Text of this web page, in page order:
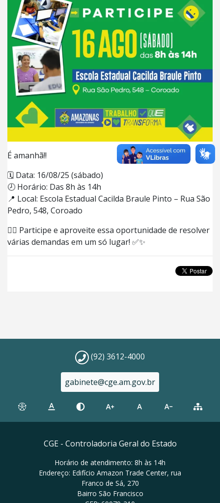
É amanhã!!
🗓 Data: 16/08/25 (sábado)
🕗 Horário: Das 8h às 14h
📍 Local: Escola Estadual Cacilda Braule Pinto – Rua São
Pedro, 548, Coroado
👉🏼 Participe e aproveite essa oportunidade de resolver
várias demandas em um só lugar! ✅✨
(92) 3612-4000
gabinete@cge.am.gov.br
CGE - Controladoria Geral do Estado
Horário de atendimento: 8h às 14h
Endereço: Edifício Amazon Trade Center, rua
Franco de Sá, 270
Bairro São Francisco